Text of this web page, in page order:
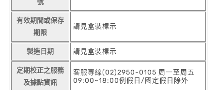
號
有效期間或保存
期限
請見盒裝標示
製造日期 請見盒裝標示
定期校正之服務
及據點資訊
客服專線(02)2950-0105 周一至周五
09:00~18:00例假日/國定假日除外